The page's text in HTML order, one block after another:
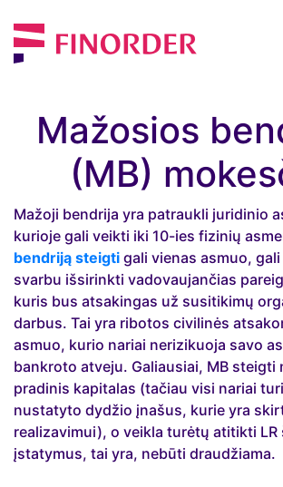
Mažosios
(MB)
Mažoji bendrija yra patraukli juridinio
kurioje gali veikti iki 10-ies fizinių
bendriją steigti gali vienas asmuo,
svarbu išsirinkti vadovaujančias
kuris bus atsakingas už susitikimų
darbus. Tai yra ribotos civilinės
asmuo, kurio nariai nerizikuoja savo
bankroto atveju. Galiausiai, MB steigti
pradinis kapitalas (tačiau visi nariai
nustatyto dydžio įnašus, kurie yra
realizavimui), o veikla turėtų atitikti LR
įstatymus, tai yra, nebūti draudžiama.